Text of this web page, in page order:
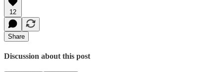
12
Share
Discussion about this post